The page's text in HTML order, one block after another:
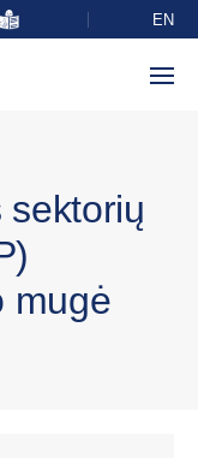
EN
sektorių
mugė